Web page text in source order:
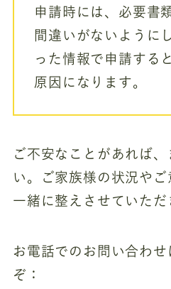
申請時には、必要書
間違いがないように
った情報で申請する
原因になります。
ご不安なことがあれば
い。ご家族様の状況や
一緒に整えさせていただ
お電話でのお問い合わせ
ぞ：